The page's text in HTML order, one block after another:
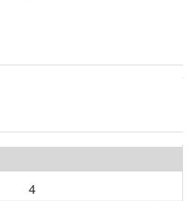
4